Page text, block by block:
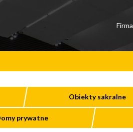
Firma
Obiekty sakralne
prywatne